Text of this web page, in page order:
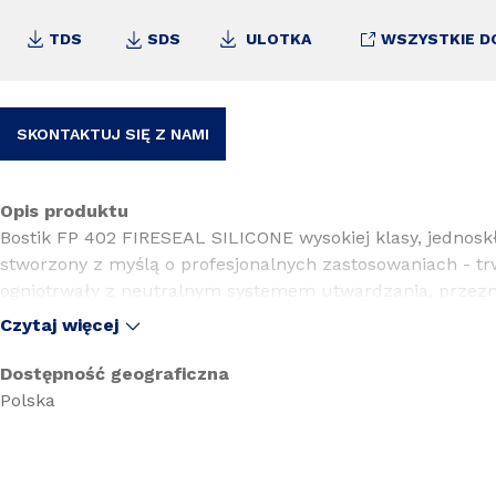
TDS SDS ULOTKA WSZYSTKIE
SKONTAKTUJ SIĘ Z NAMI
Opis produktu
Bostik FP 402 FIRESEAL SILICONE wysokiej klasy,
stworzony z myślą o profesjonalnych zastosowaniach -
ogniotrwały z neutralnym systemem utwardzania,
konstrukcyjnych w inżynierii wentylacyjnej,
Czytaj więcej
Dostępność geograficzna
Polska